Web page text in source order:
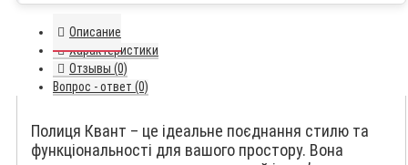
Описание
Характеристики
Отзывы (0)
Вопрос - ответ (0)
Полиця Квант – це ідеальне поєднання стилю та
функціональності для вашого простору. Вона